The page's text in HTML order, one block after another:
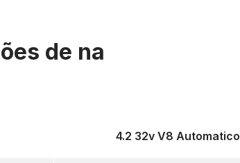
de na
4.2 32v V8 Automatico